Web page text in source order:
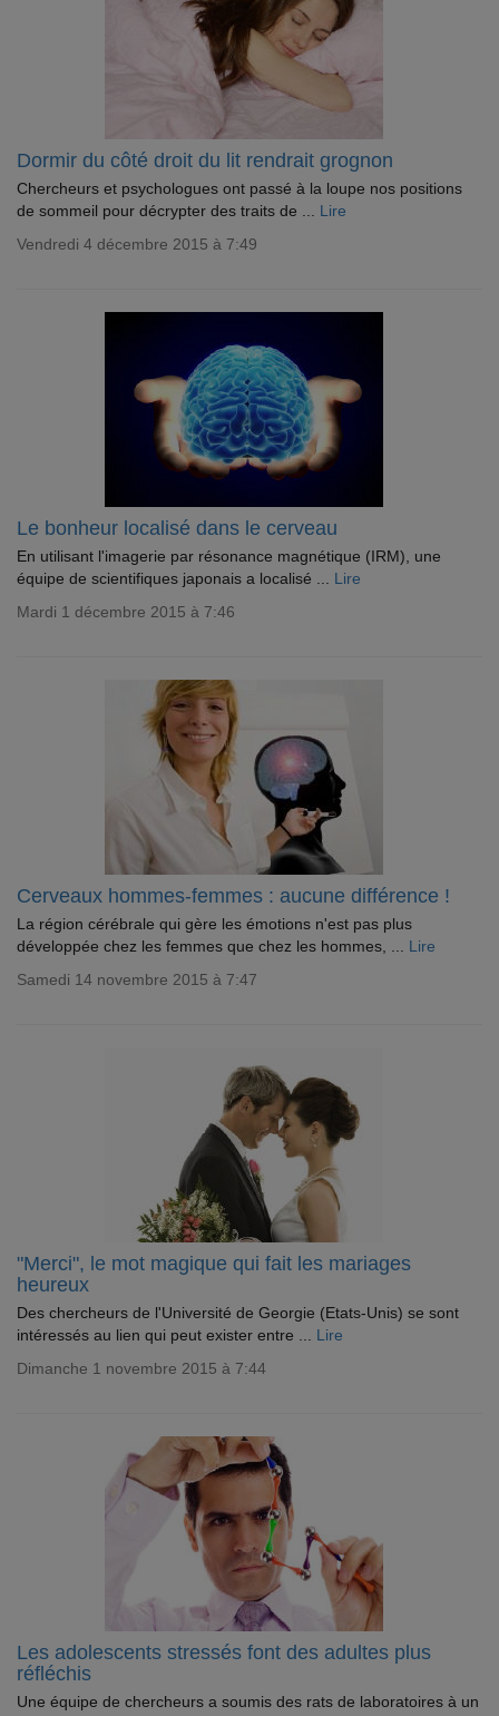
Dormir du côté droit du lit rendrait grognon
Chercheurs et psychologues ont passé à la loupe nos positions
de sommeil pour décrypter des traits de ... Lire
Vendredi 4 décembre 2015 à 7:49
Le bonheur localisé dans le cerveau
En utilisant l'imagerie par résonance magnétique (IRM), une
équipe de scientifiques japonais a localisé ... Lire
Mardi 1 décembre 2015 à 7:46
Cerveaux hommes-femmes : aucune différence !
La région cérébrale qui gère les émotions n'est pas plus
développée chez les femmes que chez les hommes, ... Lire
Samedi 14 novembre 2015 à 7:47
"Merci", le mot magique qui fait les mariages
heureux
Des chercheurs de l'Université de Georgie (Etats-Unis) se sont
intéressés au lien qui peut exister entre ... Lire
Dimanche 1 novembre 2015 à 7:44
Les adolescents stressés font des adultes plus
réfléchis
Une équipe de chercheurs a soumis des rats de laboratoires à un